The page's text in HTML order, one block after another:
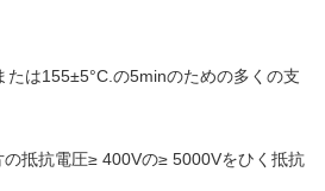
たは155±5°C.の5minのための多くの支
の抵抗電圧≥ 400Vの≥ 5000Vをひく抵抗